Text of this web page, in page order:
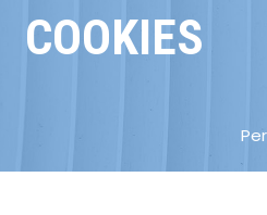
COOKIES